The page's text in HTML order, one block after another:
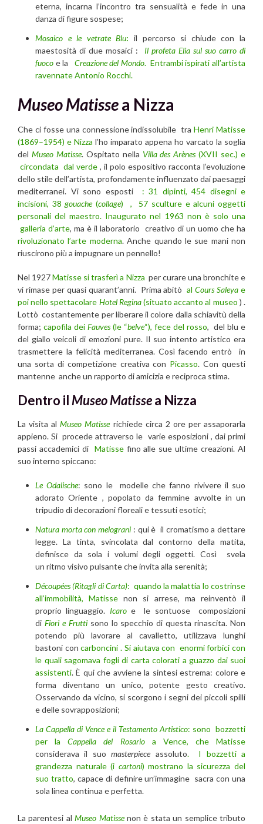
eterna, incarna l’incontro tra sensualità e fede in una
danza di figure sospese;
Mosaico e le vetrate Blu: il percorso si chiude con la
maestosità di due mosaici :
Il profeta Elia sul suo carro di
fuoco e la Creazione del Mondo. Entrambi ispirati all’artista
ravennate Antonio Rocchi.
Museo Matissea Nizza
Che ci fosse una connessione indissolubile traHenri Matisse
(1869–1954) e Nizza l’ho imparato appena ho varcato la soglia
del Museo Matisse. Ospitato nella Villa des Arènes(XVII sec.) e
circondata dal verde , il polo espositivo racconta l’evoluzione
dello stile dell’artista, profondamente influenzato dai paesaggi
mediterranei. Vi sono esposti : 31 dipinti, 454 disegni e
incisioni, 38 gouache(collage)
, 57 sculture e alcuni oggetti
personali del maestro. Inaugurato nel 1963 non è solo una
galleria d’arte, ma è il laboratorio creativo di un uomo che ha
rivoluzionato l’arte moderna. Anche quando le sue mani non
riuscirono più a impugnare un pennello!
Nel 1927Matisse si trasferì a Nizza per curare una bronchite e
vi rimase per quasi quarant’anni. Prima abitòalCours Saleya e
poi nello spettacolare Hotel Regina(situato accanto al museo ) .
Lottò costantemente per liberare il colore dalla schiavitù della
forma; capofila dei Fauves(le “belve“), fece del rosso, del blu e
del giallo veicoli di emozioni pure. Il suo intento artistico era
trasmettere la felicità mediterranea. Così facendo entrò in
una sorta di competizione creativa con Picasso. Con questi
mantenne anche un rapporto di amicizia e reciproca stima.
Dentro il Museo Matissea Nizza
La visita alMuseo Matisserichiede circa 2 ore per assaporarla
appieno. Si procede attraverso le varie esposizioni , dai primi
passi accademici di Matissefino alle sue ultime creazioni. Al
suo interno spiccano:
Le Odalische: sono le modelle che fanno rivivere il suo
adorato Oriente , popolato da femmine avvolte in un
tripudio di decorazioni floreali e tessuti esotici;
Natura morta con melograni : qui è il cromatismo a dettare
legge. La tinta, svincolata dal contorno della matita,
definisce da sola i volumi degli oggetti. Così svela
un ritmo visivo pulsante che invita alla serenità;
Découpées (Ritagli di Carta): quando la malattia lo costrinse
all’immobilità, Matisse non si arrese, ma reinventò il
proprio linguaggio. Icaroe le sontuose composizioni
di Fiori e Fruttisono lo specchio di questa rinascita. Non
potendo più lavorare al cavalletto, utilizzava lunghi
bastoni concarboncini . Si aiutava con enormi forbici con
le quali sagomava fogli di carta colorati a guazzo dai suoi
assistenti. È qui che avviene la sintesi estrema: colore e
forma diventano un unico, potente gesto creativo.
Osservando da vicino, si scorgono i segni dei piccoli spilli
e delle sovrapposizioni;
La Cappella di Vence e il Testamento Artistico: sono bozzetti
per laCappella del Rosarioa Vence, che Matisse
considerava il suomasterpiece assoluto. I bozzetti a
grandezza naturale (i cartoni) mostrano la sicurezza del
suo tratto, capace di definire un’immagine sacra con una
sola linea continua e perfetta.
La parentesi alMuseo Matissenon è stata un semplice tributo